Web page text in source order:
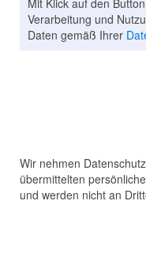
Mit Klick auf den
Verarbeitung und
Daten gemäß Ihrer
Wir nehmen
übermittelten
und werden nicht an